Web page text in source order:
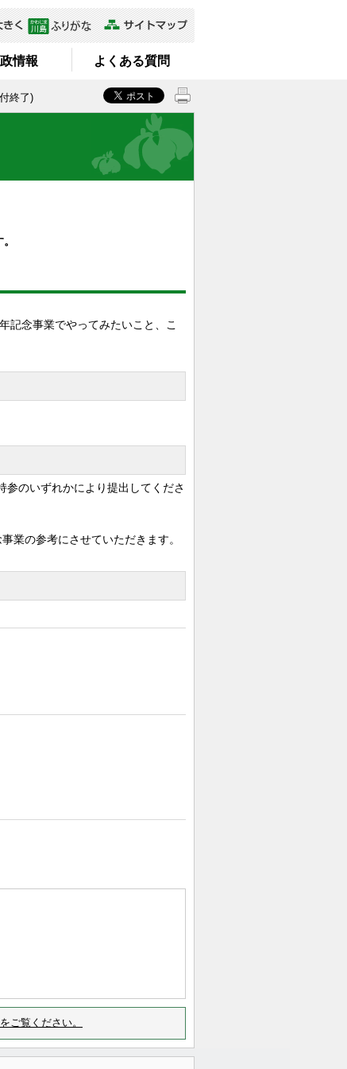
情報 よくある質問
終了)
記念事業でやってみたいこと、こ
参のいずれかにより提出してくださ
業の参考にさせていただきます。
ご覧ください。